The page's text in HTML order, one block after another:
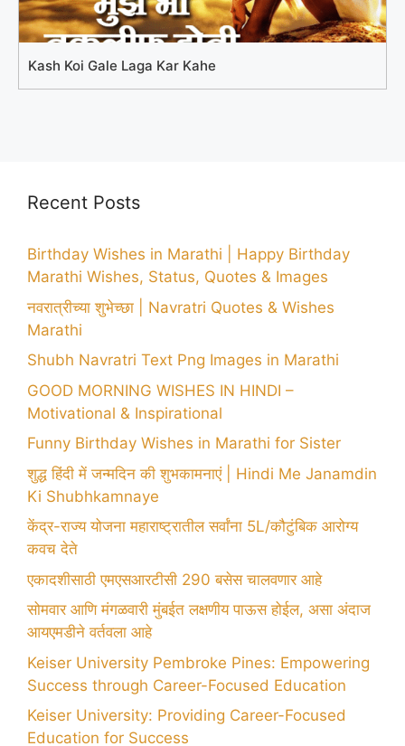
Kash Koi Gale Laga Kar Kahe
Recent Posts
Birthday Wishes in Marathi | Happy Birthday
Marathi Wishes, Status, Quotes & Images
नवरात्रीच्या शुभेच्छा | Navratri Quotes & Wishes
Marathi
Shubh Navratri Text Png Images in Marathi
GOOD MORNING WISHES IN HINDI –
Motivational & Inspirational
Funny Birthday Wishes in Marathi for Sister
शुद्ध हिंदी में जन्मदिन की शुभकामनाएं | Hindi Me Janamdin
Ki Shubhkamnaye
केंद्र-राज्य योजना महाराष्ट्रातील सर्वांना 5L/कौटुंबिक आरोग्य
कवच देते
एकादशीसाठी एमएसआरटीसी 290 बसेस चालवणार आहे
सोमवार आणि मंगळवारी मुंबईत लक्षणीय पाऊस होईल, असा अंदाज
आयएमडीने वर्तवला आहे
Keiser University Pembroke Pines: Empowering
Success through Career-Focused Education
Keiser University: Providing Career-Focused
Education for Success